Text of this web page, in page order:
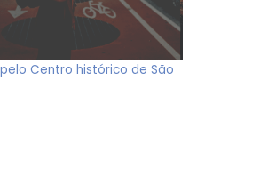
Centro histórico de São